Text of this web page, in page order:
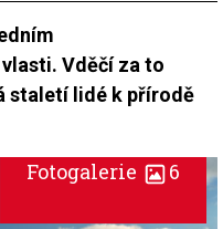
Vděčí za to
staletí lidé k přírodě
Fotogalerie 6